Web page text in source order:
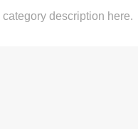
description here.